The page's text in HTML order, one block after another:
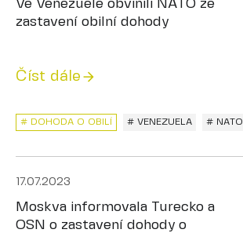
Ve Venezuele obvinili NATO ze
zastavení obilní dohody
Číst dále
# DOHODA O OBILÍ # VENEZUELA # NATO
17.07.2023
Moskva informovala Turecko a
OSN o zastavení dohody o